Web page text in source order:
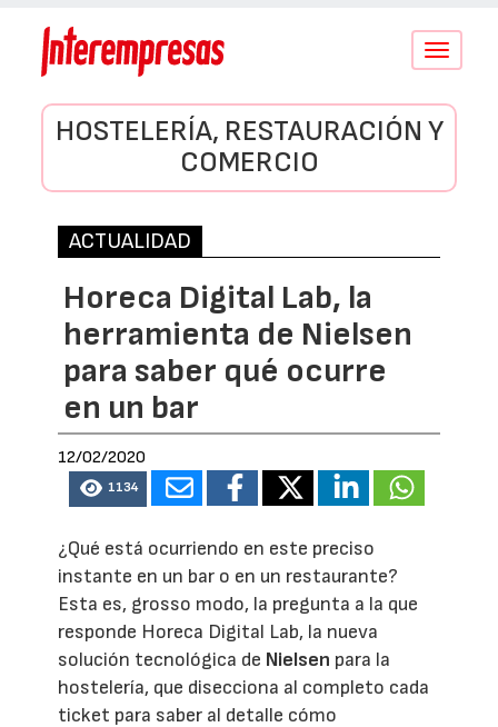
Conmutar
HOSTELERÍA, RESTAURACIÓN Y
COMERCIO
ACTUALIDAD
Horeca Digital Lab, la
herramienta de Nielsen
para saber qué ocurre
en un bar
12/02/2020
1134
¿Qué está ocurriendo en este preciso
instante en un bar o en un restaurante?
Esta es, grosso modo, la pregunta a la que
responde Horeca Digital Lab, la nueva
solución tecnológica de Nielsen para la
hostelería, que disecciona al completo cada
ticket para saber al detalle cómo